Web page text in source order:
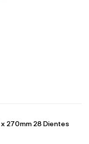
270mm 28 Dientes